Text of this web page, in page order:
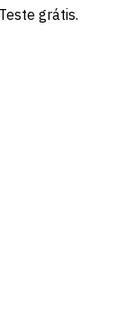
grátis.